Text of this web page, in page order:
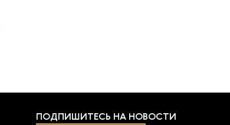
ПОДПИШИТЕСЬ НА НОВОСТИ